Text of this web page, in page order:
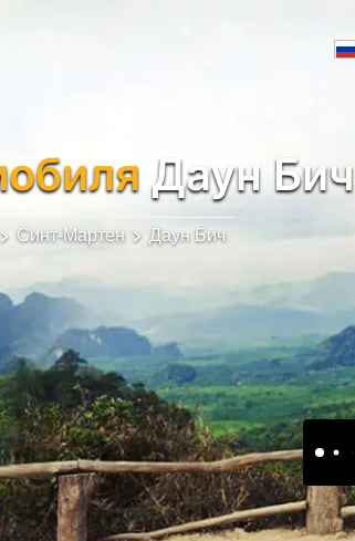
Даун Бич
Синт-Мартен Даун Бич